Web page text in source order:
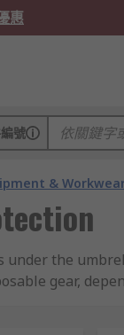
惠
號
&
under the
gear,